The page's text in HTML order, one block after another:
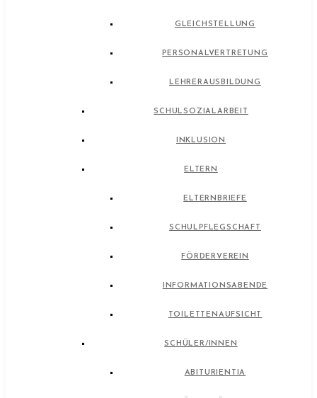
GLEICHSTELLUNG
PERSONALVERTRETUNG
LEHRERAUSBILDUNG
SCHULSOZIALARBEIT
INKLUSION
ELTERN
ELTERNBRIEFE
SCHULPFLEGSCHAFT
FÖRDERVEREIN
INFORMATIONSABENDE
TOILETTENAUFSICHT
SCHÜLER/INNEN
ABITURIENTIA